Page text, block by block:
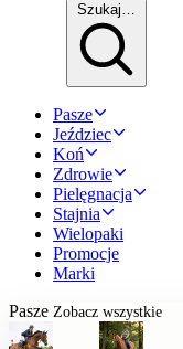
Szukaj…
Pasze
Jeździec
Koń
Zdrowie
Pielęgnacja
Stajnia
Wielopaki
Promocje
Marki
Pasze Zobacz wszystkie